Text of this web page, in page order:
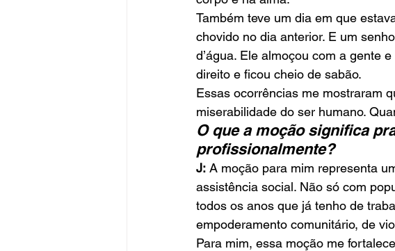
Também teve um dia em que
chovido no dia anterior. E um
d’água. Ele almoçou com a gente
direito e ficou cheio de sabão.
Essas ocorrências me mostraram
miserabilidade do ser humano.
O que a moção significa
profissionalmente?
J: A moção para mim representa
assistência social. Não só com
todos os anos que já tenho de
empoderamento comunitário, de
Para mim, essa moção me